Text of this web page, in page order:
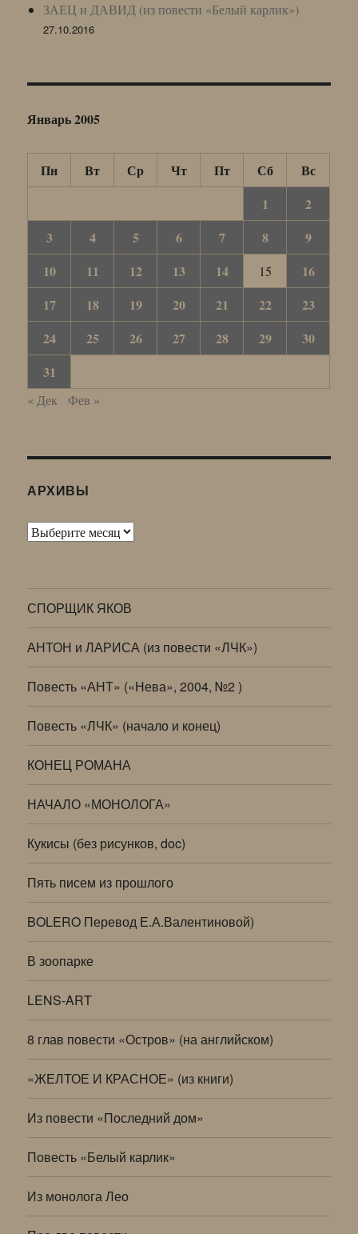
ЗАЕЦ и ДАВИД (из повести «Белый карлик»)
27.10.2016
Январь 2005
Пн Вт Ср Чт Пт Сб
Вс
1
2
3
4 5 6 7 8
9
10
11 12 13 14 15
16
17
18 19 20 21 22
23
24
25 26 27 28 29
30
31
« Дек Фев »
АРХИВЫ
Архивы
СПОРЩИК ЯКОВ
АНТОН и ЛАРИСА (из повести «ЛЧК»)
Повесть «АНТ» («Нева», 2004, №2 )
Повесть «ЛЧК» (начало и конец)
КОНЕЦ РОМАНА
НАЧАЛО «МОНОЛОГА»
Кукисы (без рисунков, doc)
Пять писем из прошлого
BOLERO Перевод Е.А.Валентиновой)
В зоопарке
LENS-ART
8 глав повести «Остров» (на английском)
«ЖЕЛТОЕ И КРАСНОЕ» (из книги)
Из повести «Последний дом»
Повесть «Белый карлик»
Из монолога Лео